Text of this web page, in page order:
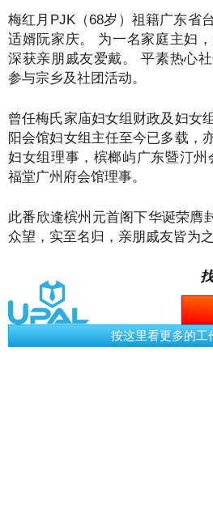
梅红月PJK（68岁）祖籍广东省
适婿阮家庆。 为一名家庭主妇
深获亲朋戚友爱戴。 平素热心
参与宗乡及社团活动。
曾任梅氏家庙妇女组财政及妇女
阳会馆妇女组主任至今已多载，
妇女组理事，槟榔屿广东暨汀
福堂广州府会馆理事。
此番欣逢槟州元首阁下华诞荣膺
众望，实至名归，亲朋戚友皆为之